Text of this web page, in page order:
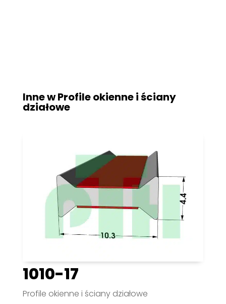
Inne wProfile okienne i ściany
działowe
1010-17
Profile okienne i ściany działowe